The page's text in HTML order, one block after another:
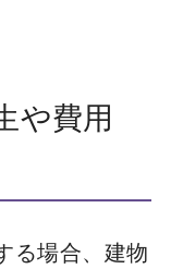
や費用
る場合、建物